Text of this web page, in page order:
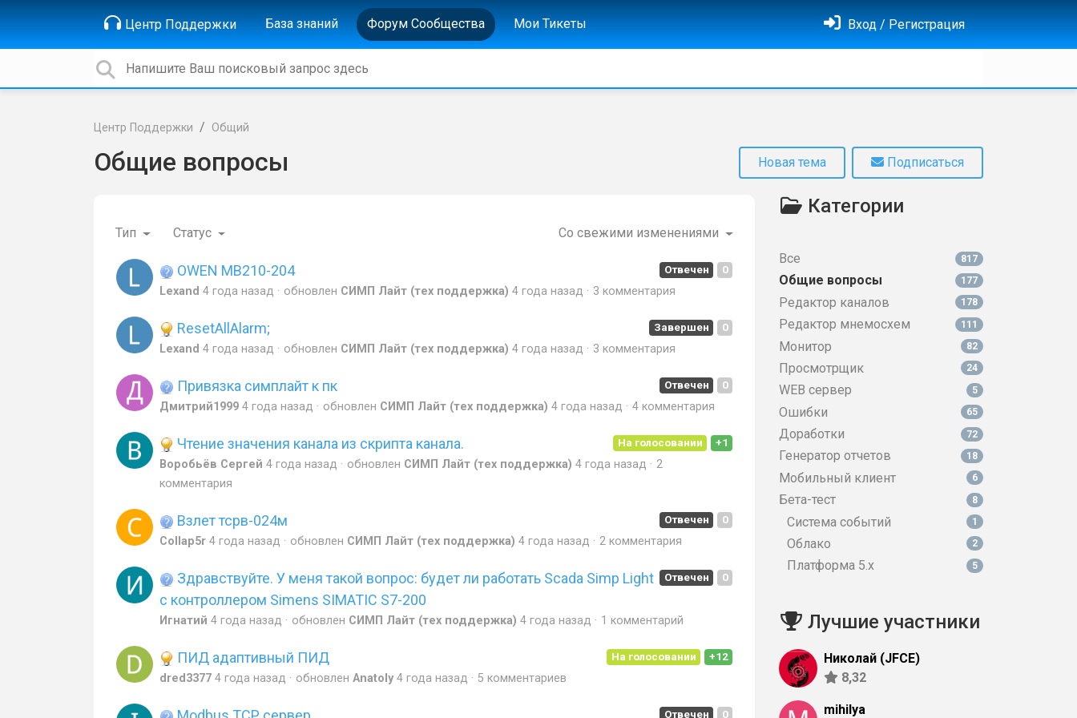
Центр Поддержки База знаний Форум Сообщества Мои Тикеты Вход / Регистрация
Центр Поддержки Общий
Общие вопросы Новая тема Подписаться
Тип Статус Со свежими изменениями
0
Отвечен
OWEN МВ210-204
Lexand 4 года назад обновлен СИМП Лайт (тех поддержка) 4 года назад 3 комментария
0
Завершен
ResetAllAlarm;
Lexand 4 года назад обновлен СИМП Лайт (тех поддержка) 4 года назад 3 комментария
0
Отвечен
Привязка симплайт к пк
Дмитрий1999 4 года назад обновлен СИМП Лайт (тех поддержка) 4 года назад 4 комментария
+1
На голосовании
Чтение значения канала из скрипта канала.
Воробьёв Сергей 4 года назад обновлен СИМП Лайт (тех поддержка) 4 года назад
2
комментария
0
Отвечен
Взлет тсрв-024м
Collap5r 4 года назад обновлен СИМП Лайт (тех поддержка) 4 года назад 2 комментария
0
Отвечен
Здравствуйте. У меня такой вопрос: будет ли работать Scada Simp Light
с контроллером Simens SIMATIC S7-200
Игнатий 4 года назад обновлен СИМП Лайт (тех поддержка) 4 года назад 1 комментарий
+12
На голосовании
ПИД адаптивный ПИД
dred3377 4 года назад обновлен Anatoly 4 года назад 5 комментариев
0
Отвечен
Категории
Все 817
Общие вопросы 177
Редактор каналов 178
Редактор мнемосхем 111
Монитор 82
Просмотрщик 24
WEB сервер 5
Ошибки 65
Доработки 72
Генератор отчетов 18
Мобильный клиент 6
Бета-тест 8
Система событий 1
Облако 2
Платформа 5.х 5
Лучшие участники
Николай (JFCE)
8,32
mihilya